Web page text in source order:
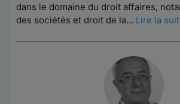
dans le domaine du droit affaires,
des sociétés et droit de la... Lire la